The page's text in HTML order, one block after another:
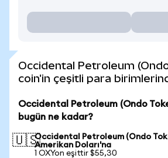
Occidental Petroleum
coin'in çeşitli para
Occidental Petroleum (Ondo
bugün ne kadar?
🇺🇸Occidental Petroleum (Ondo
Amerikan Doları'na
1 OXYon eşittir $55,30